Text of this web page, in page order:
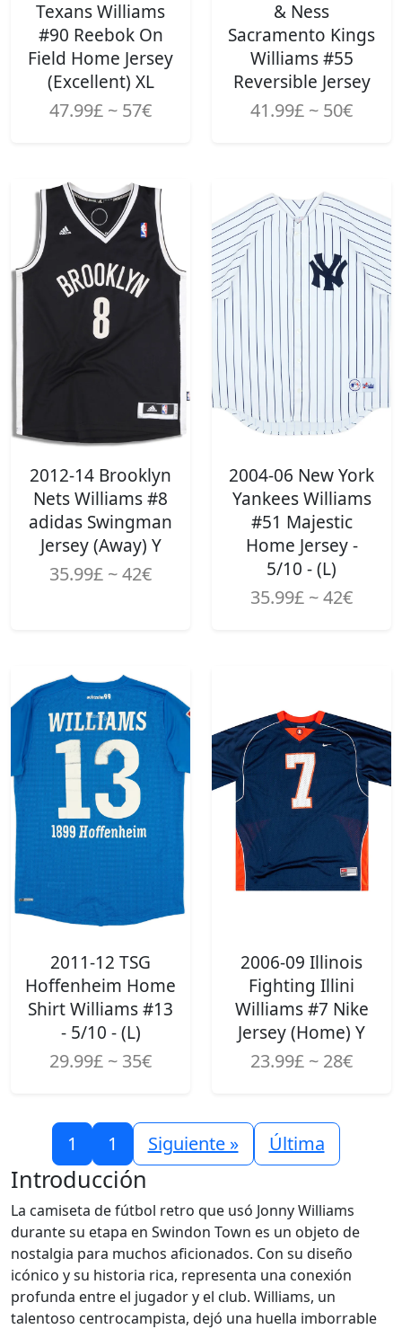
Texans Williams
#90 Reebok On
Field Home Jersey
(Excellent) XL
47.99£ ~ 57€
& Ness
Sacramento Kings
Williams #55
Reversible Jersey
41.99£ ~ 50€
2012-14 Brooklyn
Nets Williams #8
adidas Swingman
Jersey (Away) Y
35.99£ ~ 42€
2004-06 New York
Yankees Williams
#51 Majestic
Home Jersey -
5/10 - (L)
35.99£ ~ 42€
2011-12 TSG
Hoffenheim Home
Shirt Williams #13
- 5/10 - (L)
29.99£ ~ 35€
2006-09 Illinois
Fighting Illini
Williams #7 Nike
Jersey (Home) Y
23.99£ ~ 28€
1 1 Siguiente » Última
Introducción
La camiseta de fútbol retro que usó Jonny Williams
durante su etapa en Swindon Town es un objeto de
nostalgia para muchos aficionados. Con su diseño
icónico y su historia rica, representa una conexión
profunda entre el jugador y el club. Williams, un
talentoso centrocampista, dejó una huella imborrable